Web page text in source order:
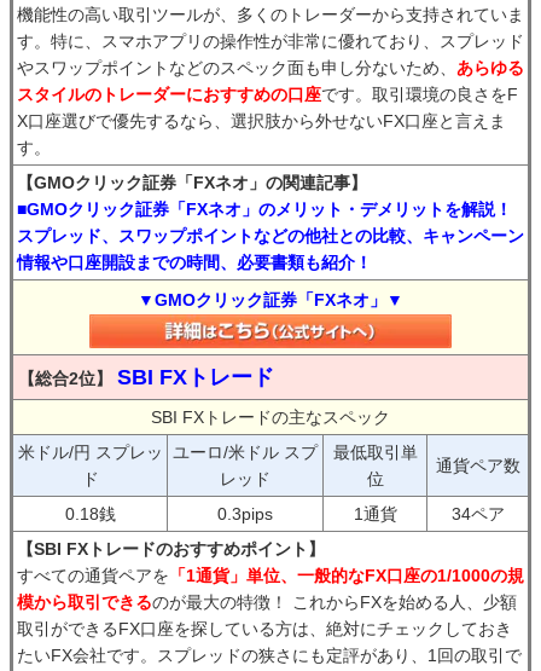
機能性の高い取引ツールが、多くのトレーダーから支持されていま
す。特に、スマホアプリの操作性が非常に優れており、スプレッド
やスワップポイントなどのスペック面も申し分ないため、 あらゆる
スタイルのトレーダーにおすすめの口座です。取引環境の良さをF
X口座選びで優先するなら、選択肢から外せないFX口座と言えま
す。
【GMOクリック証券「FXネオ」の関連記事】
■GMOクリック証券「FXネオ」のメリット・デメリットを解説！
スプレッド、スワップポイントなどの他社との比較、キャンペーン
情報や口座開設までの時間、必要書類も紹介！
▼GMOクリック証券「FXネオ」▼
【総合2位】 SBI FXトレード
SBI FXトレードの主なスペック
米ドル/円 スプレッ
ド
ユーロ/米ドル スプ
レッド
最低取引単
位
通貨ペア数
0.18銭 0.3pips 1通貨
34ペア
【SBI FXトレードのおすすめポイント】
すべての通貨ペアを 「1通貨」単位、一般的なFX口座の1/1000の規
模から取引できるのが最大の特徴！ これからFXを始める人、少額
取引ができるFX口座を探している方は、絶対にチェックしておき
たいFX会社です。スプレッドの狭さにも定評があり、1回の取引で